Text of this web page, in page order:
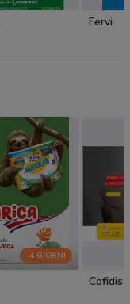
Fervi
-4 GIORNI
Cofidis